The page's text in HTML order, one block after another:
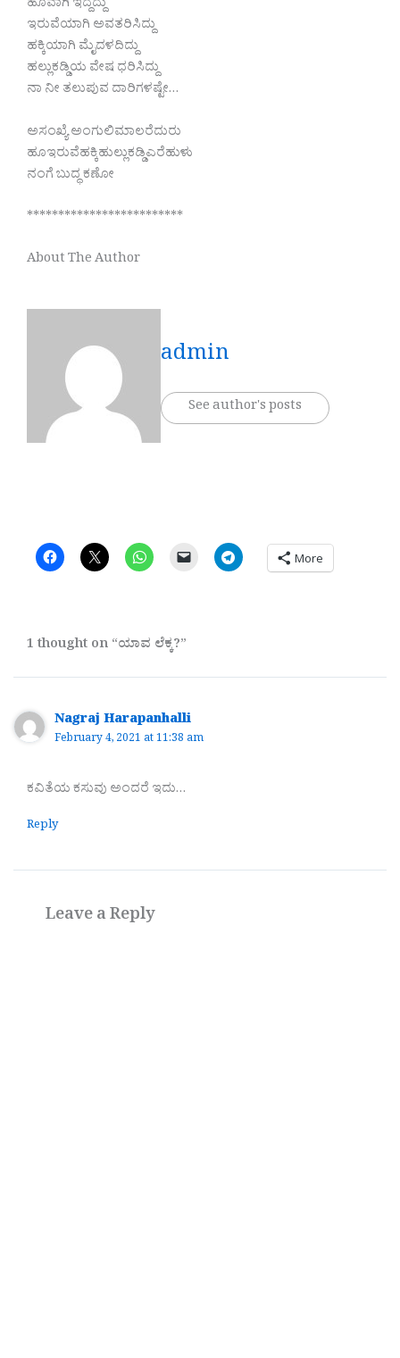
ಹೂವಾಗಿ ಇದ್ದದ್ದು
ಇರುವೆಯಾಗಿ ಅವತರಿಸಿದ್ದು
ಹಕ್ಕಿಯಾಗಿ ಮೈದಳದಿದ್ದು
ಹಲ್ಲುಕಡ್ಡಿಯ ವೇಷ ಧರಿಸಿದ್ದು
ನಾ ನೀ ತಲುಪುವ ದಾರಿಗಳಷ್ಟೇ…
ಅಸಂಖ್ಯೆ ಅಂಗುಲಿಮಾಲರೆದುರು
ಹೂಇರುವೆಹಕ್ಕಿಹುಲ್ಲುಕಡ್ಡಿಎರೆಹುಳು
ನಂಗೆ ಬುದ್ಧ ಕಣೋ
*************************
About The Author
admin
See author's posts
More
1 thought on “ಯಾವ ಲೆಕ್ಕ?”
Nagraj Harapanhalli
February 4, 2021 at 11:38 am
ಕವಿತೆಯ ಕಸುವು ಅಂದರೆ ಇದು…
Reply
Leave a Reply